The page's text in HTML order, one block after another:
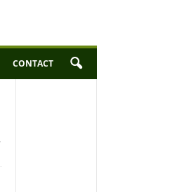
CONTACT